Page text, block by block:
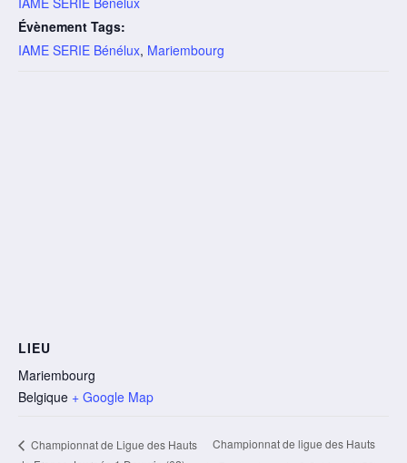
Évènement Tags:
IAME SERIE Bénélux, Mariembourg
LIEU
Mariembourg
Belgique + Google Map
Championnat de Ligue des Hauts
Championnat de ligue des Hauts